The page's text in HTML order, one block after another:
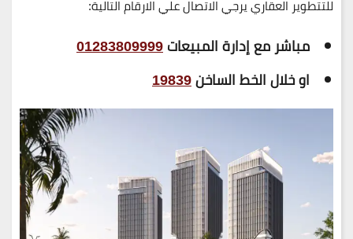
للتتطوير العقاري يرجي الاتصال علي الارقام التالية:
مباشر مع إدارة المبيعات01283809999
او خلال الخط الساخن19839